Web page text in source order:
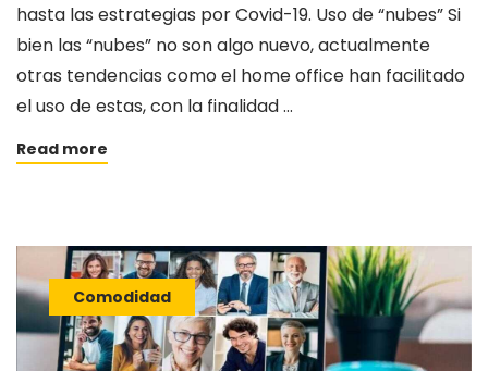
hasta las estrategias por Covid-19. Uso de “nubes” Si
bien las “nubes” no son algo nuevo, actualmente
otras tendencias como el home office han facilitado
el uso de estas, con la finalidad …
Read more
Comodidad